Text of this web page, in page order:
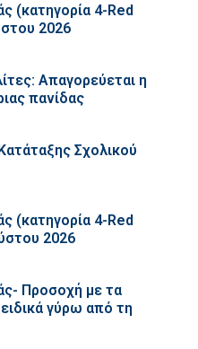
(κατηγορία 4-Red
2026
Απαγορεύεται η
πανίδας
Σχολικού
(κατηγορία 4-Red
2026
Προσοχή με τα
γύρω από τη